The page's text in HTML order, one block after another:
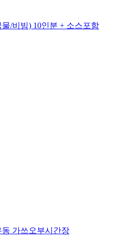
/비빔) 10인분 + 소스포함
가쓰오부시간장